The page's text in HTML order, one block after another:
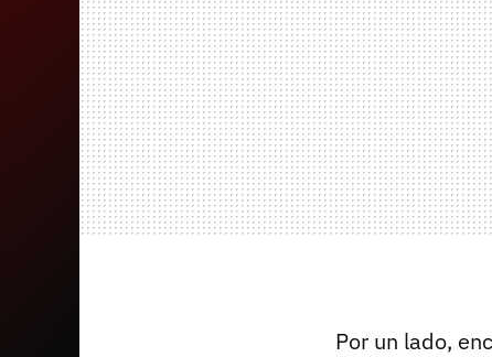
Por un lado,